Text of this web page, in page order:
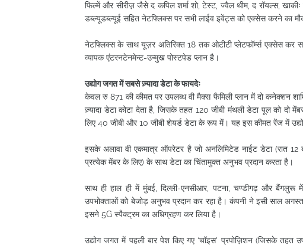
फिल्में और सीरीज़ जैसे द कपिल शर्मा शो, टेस्ट, ज्वैल थीम, द रॉयल्स, खाकीः
डब्ल्यूडब्ल्यूई सहित नेटफ्लिक्स पर सभी लाईव इवेंट्स को एक्सेस करने का
नेटफ्लिक्स के साथ यूज़र अतिरिक्त 18 तक ओटीटी प्लेटफॉर्म्स एक्सेस कर
व्यापक एंटरनटेनमेन्ट-उन्मुख पोस्टपेड प्लान है।
उद्योग जगत में सबसे ज़्यादा डेटा के फायदेः
केवल रु 871 की कीमत पर उपलब्ध वी मैक्स फैमिली प्लान में दो कनेक्शन
ज़्यादा डेटा कोटा देता है, जिसके तहत 120 जीबी मंथली डेटा पूल को दो
लिए 40 जीबी और 10 जीबी शेयर्ड डेटा के रूप में। यह इस कीमत रेंज में
इसके अलावा वी एकमात्र ऑपरेटर है जो अनलिमिटेड नाईट डेटा
प्रत्येक मेंबर के लिए) के साथ डेटा का चिंतामुक्त अनुभव प्रदान करता है।
साथ ही हाल ही में मुंबई, दिल्ली-एनसीआर, पटना, चण्डीगढ़ और
उपभोक्ताओं को बेजोड़ अनुभव प्रदान कर रहा है। कंपनी ने इसी साल
इसने 5G स्पैक्ट्रम का अधिग्रहण कर लिया है।
उद्योग जगत में पहली बार पेश किए गए ‘चॉइस’ प्रपोज़िशन (जिसके